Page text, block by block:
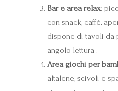
Bar e area relax:
con snack, caffè,
dispone di tavoli da
angolo lettura .
Area giochi per
altalene, scivoli e